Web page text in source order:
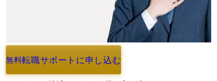
無料転職サポートに申し込む
よくあるご質問